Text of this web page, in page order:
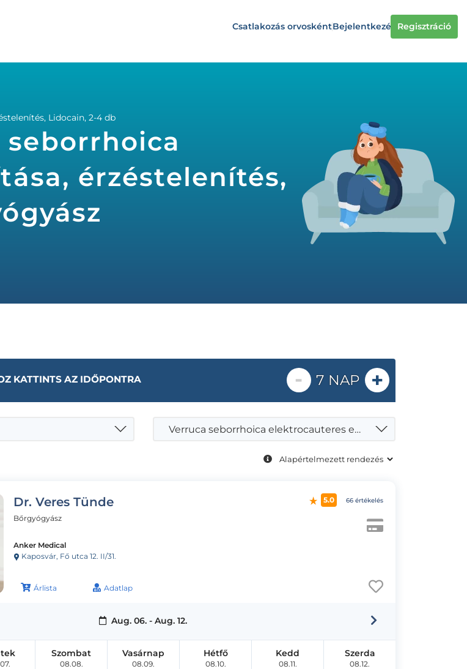
Csatlakozás orvoskéntBejelentkezés Regisztráció
Lidocain, 2-4 db
seborrhoica
érzéstelenítés,
KATTINTS AZ IDŐPONTRA - 7 NAP +
Verruca seborrhoica elektrocauteres eltávolítása, érzéstelenítés, Lidocain, 2-4 db
Dr. Veres Tünde
Bőrgyógyász
Anker Medical
Kaposvár, Fő utca 12. II/31.
Árlista Adatlap
5.0 66 értékelés
Aug. 06. - Aug. 12.
Szombat
08.08.
Vasárnap
08.09.
Hétfő
08.10.
Kedd
08.11.
Szerda
08.12.